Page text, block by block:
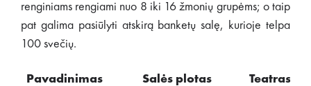
renginiams rengiami nuo 8 iki 16 žmonių grupėms; o taip
pat galima pasiūlyti atskirą banketų salę, kurioje telpa
100 svečių.
Pavadinimas Salės plotas Teatras